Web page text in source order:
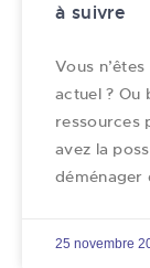
à suivre
Vous
actuel ? Ou
ressources
avez la
déménager
25 novembre